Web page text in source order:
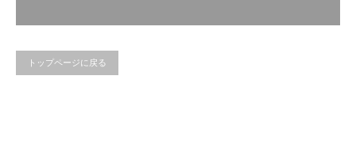
トップページに戻る